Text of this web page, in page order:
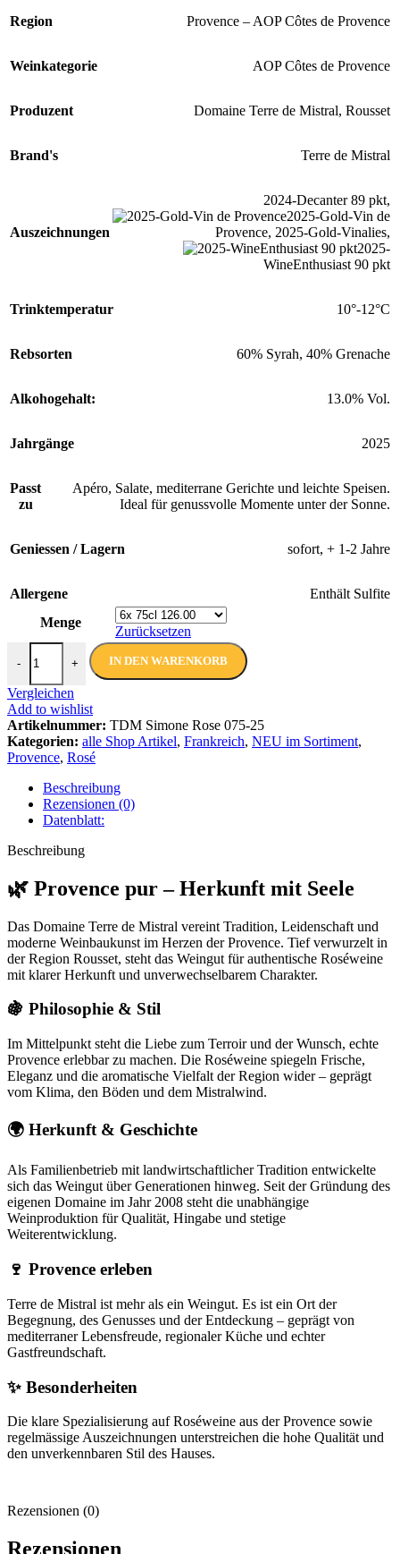
Region Provence – AOP Côtes de Provence
Weinkategorie AOP Côtes de Provence
Produzent Domaine Terre de Mistral, Rousset
Brand's Terre de Mistral
Auszeichnungen
2024-Decanter 89 pkt,
2025-Gold-Vin de
Provence, 2025-Gold-Vinalies,
2025-
WineEnthusiast 90 pkt
Trinktemperatur 10°-12°C
Rebsorten 60% Syrah, 40% Grenache
Alkohogehalt: 13.0% Vol.
Jahrgänge 2025
Passt
zu
Apéro, Salate, mediterrane Gerichte und leichte Speisen.
Ideal für genussvolle Momente unter der Sonne.
Geniessen / Lagern sofort, + 1-2 Jahre
Allergene
Enthält Sulfite
Menge
Zurücksetzen
-
Simone Rosé 2025 AOP | Terre de Mistral | 75 cl Menge
+ IN DEN WARENKORB
Vergleichen
Add to wishlist
Artikelnummer: TDM Simone Rose 075-25
Kategorien: alle Shop Artikel, Frankreich, NEU im Sortiment,
Provence, Rosé
Beschreibung
Rezensionen (0)
Datenblatt:
Beschreibung
🌿 Provence pur – Herkunft mit Seele
Das Domaine Terre de Mistral vereint Tradition, Leidenschaft und
moderne Weinbaukunst im Herzen der Provence. Tief verwurzelt in
der Region Rousset, steht das Weingut für authentische Roséweine
mit klarer Herkunft und unverwechselbarem Charakter.
🍇 Philosophie & Stil
Im Mittelpunkt steht die Liebe zum Terroir und der Wunsch, echte
Provence erlebbar zu machen. Die Roséweine spiegeln Frische,
Eleganz und die aromatische Vielfalt der Region wider – geprägt
vom Klima, den Böden und dem Mistralwind.
🌍 Herkunft & Geschichte
Als Familienbetrieb mit landwirtschaftlicher Tradition entwickelte
sich das Weingut über Generationen hinweg. Seit der Gründung des
eigenen Domaine im Jahr 2008 steht die unabhängige
Weinproduktion für Qualität, Hingabe und stetige
Weiterentwicklung.
🍷 Provence erleben
Terre de Mistral ist mehr als ein Weingut. Es ist ein Ort der
Begegnung, des Genusses und der Entdeckung – geprägt von
mediterraner Lebensfreude, regionaler Küche und echter
Gastfreundschaft.
✨ Besonderheiten
Die klare Spezialisierung auf Roséweine aus der Provence sowie
regelmässige Auszeichnungen unterstreichen die hohe Qualität und
den unverkennbaren Stil des Hauses.
Rezensionen (0)
Rezensionen